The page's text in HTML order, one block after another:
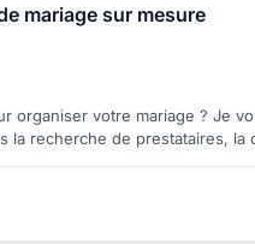
mariage sur mesure
votre mariage ? Je vous
la recherche de prestataires, la